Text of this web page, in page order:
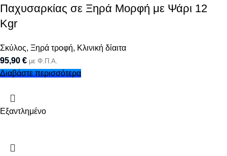
Παχυσαρκίας σε Ξηρά Μορφή με Ψάρι 12
Kgr
Σκύλος, Ξηρά τροφή, Κλινική δίαιτα
95,90 € με Φ.Π.Α.
Διαβάστε περισσότερα
Εξαντλημένο